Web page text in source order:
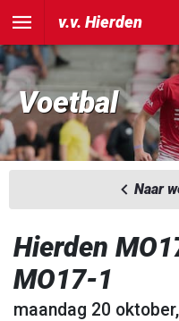
v.v. Hierden
Voetbal
Naar
Hierden
MO17-1
maandag 20